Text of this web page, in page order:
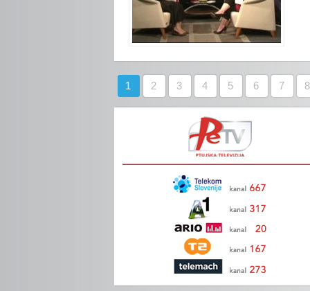
1 2 3 4 5 6 7 8